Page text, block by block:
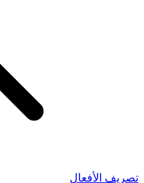
تصريف الأفعال